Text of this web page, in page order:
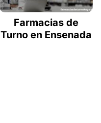
Farmacias de
Turno en Ensenada